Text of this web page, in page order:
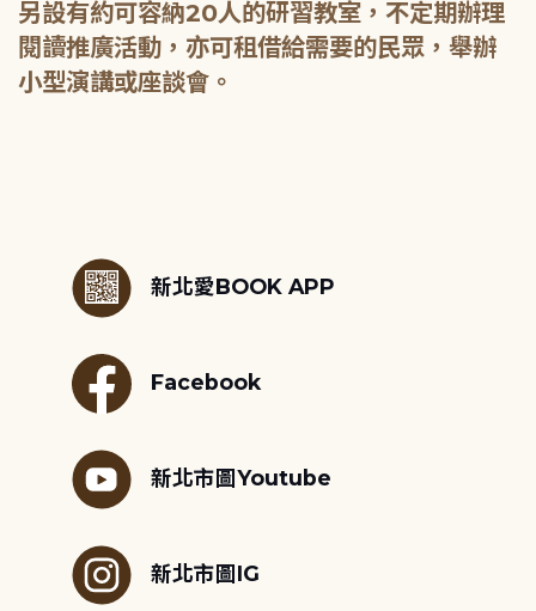
另設有約可容納20人的研習教室，不定期辦理
閱讀推廣活動，亦可租借給需要的民眾，舉辦
小型演講或座談會。
新北愛BOOK APP
Facebook
新北市圖Youtube
新北市圖IG